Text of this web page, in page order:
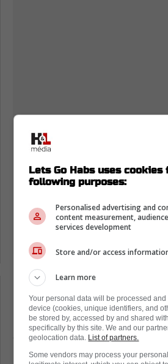
Ce type d'intervention n'est
démontre que l'organisation
mais qu'elle reconnaît la
Lets Go Habs uses cookies
following purposes:
Personalised advertising and
content measurement,
services development
Store and/or access
Learn more
Your personal data will be processed
device (cookies, unique identifiers, and
be stored by, accessed by and shared
specifically by this site. We and our
geolocation data. List of partners.
Some vendors may process your